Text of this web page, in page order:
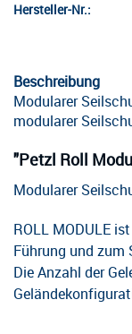
Hersteller-Nr.:
Beschreibung
Modularer
modularer
"Petzl Roll
Modularer
ROLL MODULE
Führung und zum
Die Anzahl der